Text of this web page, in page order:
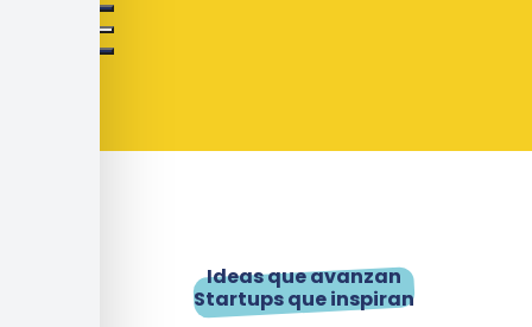
Ideas que avanzan
Startups que inspiran